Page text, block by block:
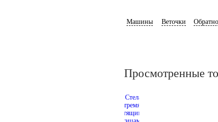
Машины Веточки
Просмотренные